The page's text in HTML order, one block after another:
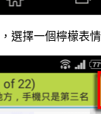
選擇一個檸檬表情